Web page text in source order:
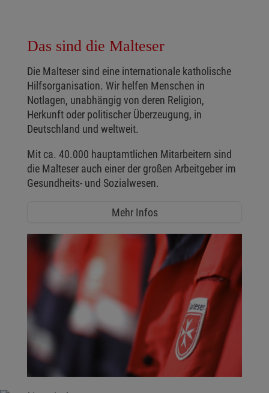
Das sind die Malteser
Die Malteser sind eine internationale katholische
Hilfsorganisation. Wir helfen Menschen in
Notlagen, unabhängig von deren Religion,
Herkunft oder politischer Überzeugung, in
Deutschland und weltweit.
Mit ca. 40.000 hauptamtlichen Mitarbeitern sind
die Malteser auch einer der großen Arbeitgeber im
Gesundheits- und Sozialwesen.
Mehr Infos